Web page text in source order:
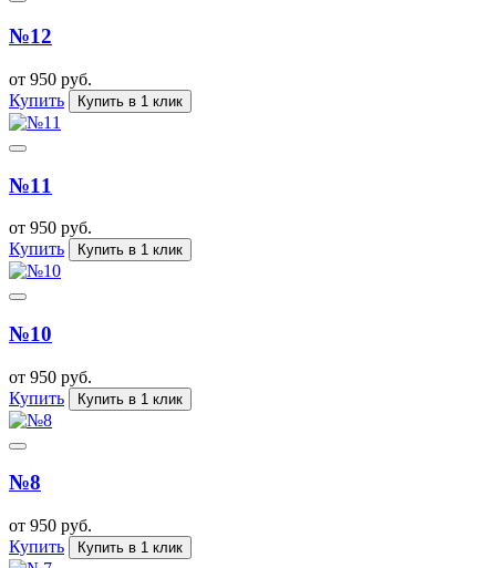
№12
от 950 руб.
Купить
Купить в 1 клик
№11
от 950 руб.
Купить
Купить в 1 клик
№10
от 950 руб.
Купить
Купить в 1 клик
№8
от 950 руб.
Купить
Купить в 1 клик